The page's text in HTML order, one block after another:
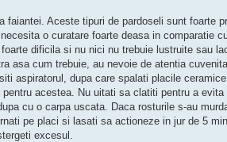
faiantei. Aceste tipuri de pardoseli sunt foarte
o curatare foarte deasa in comparatie
foarte dificila si nu nici nu trebuie lustruite sau
asa cum trebuie, au nevoie de atentia
aspiratorul, dupa care spalati placile
acestea. Nu uitati sa clatiti pentru a evita
cu o carpa uscata. Daca rosturile s-au
pe placi si lasati sa actioneze in jur de 5
excesul.